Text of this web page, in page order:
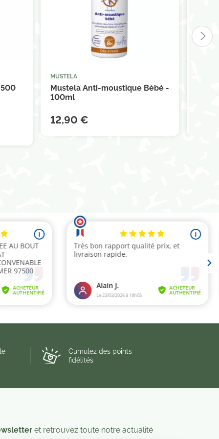
 
MUSTELA
Mustela Anti-moustique Bébé -
100ml
12,90 €
Cumulez des points
fidélités
et retrouvez toute notre actualité